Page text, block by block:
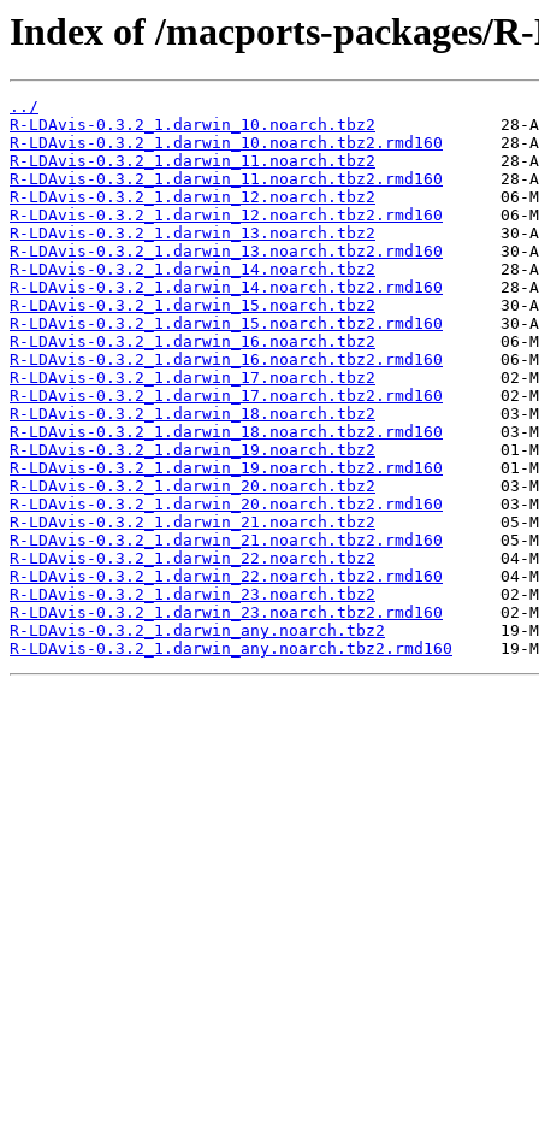
Index of /macports-packages/
../
R-LDAvis-0.3.2_1.darwin_10.noarch.tbz2
R-LDAvis-0.3.2_1.darwin_10.noarch.tbz2.rmd160
R-LDAvis-0.3.2_1.darwin_11.noarch.tbz2
R-LDAvis-0.3.2_1.darwin_11.noarch.tbz2.rmd160
R-LDAvis-0.3.2_1.darwin_12.noarch.tbz2
R-LDAvis-0.3.2_1.darwin_12.noarch.tbz2.rmd160
R-LDAvis-0.3.2_1.darwin_13.noarch.tbz2
R-LDAvis-0.3.2_1.darwin_13.noarch.tbz2.rmd160
R-LDAvis-0.3.2_1.darwin_14.noarch.tbz2
R-LDAvis-0.3.2_1.darwin_14.noarch.tbz2.rmd160
R-LDAvis-0.3.2_1.darwin_15.noarch.tbz2
R-LDAvis-0.3.2_1.darwin_15.noarch.tbz2.rmd160
R-LDAvis-0.3.2_1.darwin_16.noarch.tbz2
R-LDAvis-0.3.2_1.darwin_16.noarch.tbz2.rmd160
R-LDAvis-0.3.2_1.darwin_17.noarch.tbz2
R-LDAvis-0.3.2_1.darwin_17.noarch.tbz2.rmd160
R-LDAvis-0.3.2_1.darwin_18.noarch.tbz2
R-LDAvis-0.3.2_1.darwin_18.noarch.tbz2.rmd160
R-LDAvis-0.3.2_1.darwin_19.noarch.tbz2
R-LDAvis-0.3.2_1.darwin_19.noarch.tbz2.rmd160
R-LDAvis-0.3.2_1.darwin_20.noarch.tbz2
R-LDAvis-0.3.2_1.darwin_20.noarch.tbz2.rmd160
R-LDAvis-0.3.2_1.darwin_21.noarch.tbz2
R-LDAvis-0.3.2_1.darwin_21.noarch.tbz2.rmd160
R-LDAvis-0.3.2_1.darwin_22.noarch.tbz2
R-LDAvis-0.3.2_1.darwin_22.noarch.tbz2.rmd160
R-LDAvis-0.3.2_1.darwin_23.noarch.tbz2
R-LDAvis-0.3.2_1.darwin_23.noarch.tbz2.rmd160
R-LDAvis-0.3.2_1.darwin_any.noarch.tbz2
R-LDAvis-0.3.2_1.darwin_any.noarch.tbz2.rmd160